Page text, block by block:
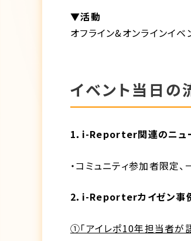
▼活動
オフライン&オンラインイベ
イベント当日の
1．i-Reporter関連のニュ
・コミュニティ参加者限定
2．i-Reporterカイゼン事
①「アイレポ10年担当者が